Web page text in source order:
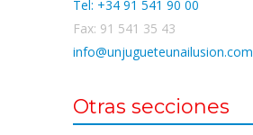
Tel: +34 91 541 90 00
Fax: 91 541 35 43
info@unjugueteunailusion.com
Otras secciones